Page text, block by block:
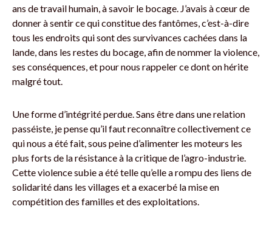
ans de travail humain, à savoir le bocage. J’avais à cœur de
donner à sentir ce qui constitue des fantômes, c’est-à-dire
tous les endroits qui sont des survivances cachées dans la
lande, dans les restes du bocage, afin de nommer la violence,
ses conséquences, et pour nous rappeler ce dont on hérite
malgré tout.
Une forme d’intégrité perdue. Sans être dans une relation
passéiste, je pense qu’il faut reconnaître collectivement ce
qui nous a été fait, sous peine d’alimenter les moteurs les
plus forts de la résistance à la critique de l’agro-industrie.
Cette violence subie a été telle qu’elle a rompu des liens de
solidarité dans les villages et a exacerbé la mise en
compétition des familles et des exploitations.